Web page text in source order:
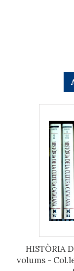
HISTÒRIA
volums -